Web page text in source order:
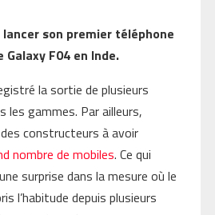
son premier téléphone
Galaxy F04 en Inde.
la sortie de plusieurs
les gammes. Par ailleurs,
constructeurs à avoir
nombre de mobiles. Ce qui
surprise dans la mesure où le
l’habitude depuis plusieurs